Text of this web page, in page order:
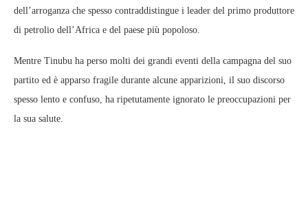
dell’arroganza che spesso contraddistingue i leader del primo produttore
di petrolio dell’Africa e del paese più popoloso.
Mentre Tinubu ha perso molti dei grandi eventi della campagna del suo
partito ed è apparso fragile durante alcune apparizioni, il suo discorso
spesso lento e confuso, ha ripetutamente ignorato le preoccupazioni per
la sua salute.